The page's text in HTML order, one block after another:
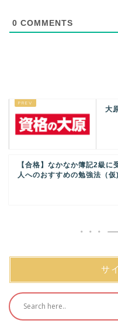
0 COMMENTS
大
【合格】なかなか簿記2級に
人へのおすすめの勉強法（仮)
サ